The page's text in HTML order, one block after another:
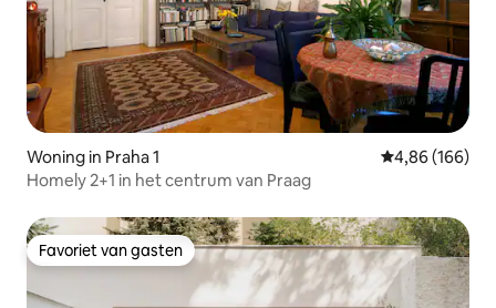
Woning in Praha 1 Gemiddelde
4,86 (166)
Homely 2+1 in het centrum van Praag
Favoriet van gasten
Favoriet van gasten